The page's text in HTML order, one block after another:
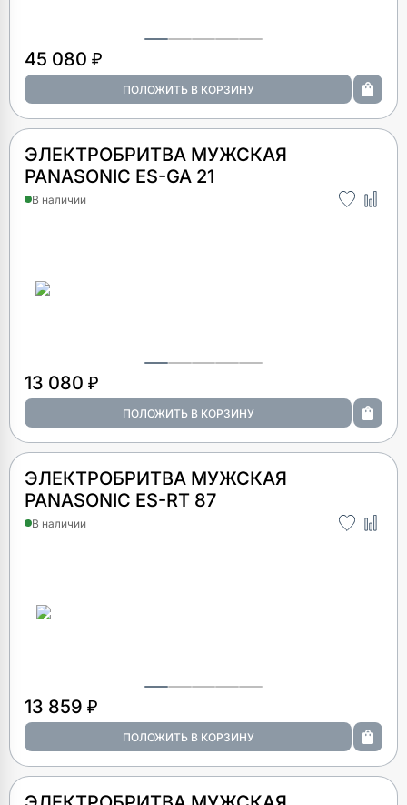
45 080 ₽
ЭЛЕКТРОБРИТВА МУЖСКАЯ
PANASONIC ES-GA 21
В наличии
13 080 ₽
ЭЛЕКТРОБРИТВА МУЖСКАЯ
PANASONIC ES-RT 87
В наличии
13 859 ₽